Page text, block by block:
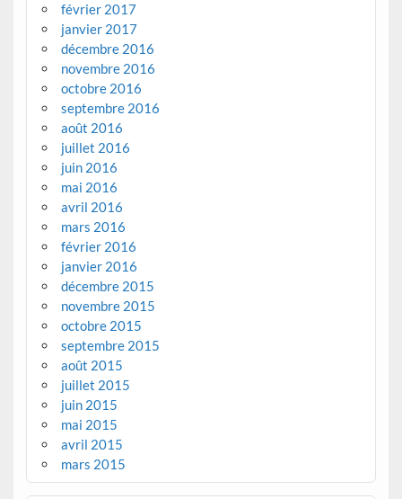
février 2017
janvier 2017
décembre 2016
novembre 2016
octobre 2016
septembre 2016
août 2016
juillet 2016
juin 2016
mai 2016
avril 2016
mars 2016
février 2016
janvier 2016
décembre 2015
novembre 2015
octobre 2015
septembre 2015
août 2015
juillet 2015
juin 2015
mai 2015
avril 2015
mars 2015